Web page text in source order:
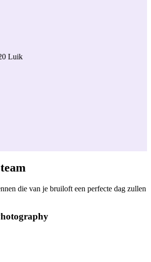
Luik
die van je bruiloft een perfecte dag zullen